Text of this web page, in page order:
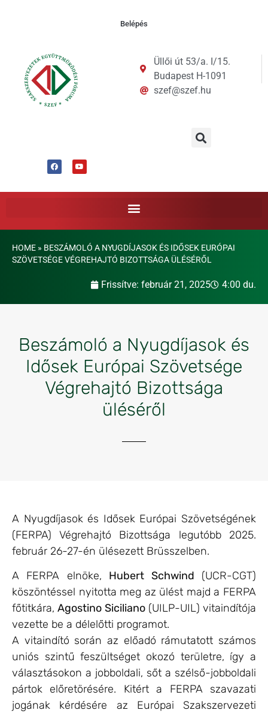
Belépés
Üllői út 53/a. I/15.
Budapest H-1091
szef@szef.hu
HOME » BESZÁMOLÓ A NYUGDÍJASOK ÉS IDŐSEK EURÓPAI
SZÖVETSÉGE VÉGREHAJTÓ BIZOTTSÁGA ÜLÉSÉRŐL
Frissítve: február 21, 2025 4:00 du.
Beszámoló a Nyugdíjasok és
Idősek Európai Szövetsége
Végrehajtó Bizottsága
üléséről
A Nyugdíjasok és Idősek Európai Szövetségének
(FERPA) Végrehajtó Bizottsága legutóbb 2025.
február 26-27-én ülésezett Brüsszelben.
A FERPA elnöke, Hubert Schwind (UCR-CGT)
köszöntéssel nyitotta meg az ülést majd a FERPA
főtitkára,Agostino Siciliano(UILP-UIL) vitaindítója
vezette be a délelőtti programot.
A vitaindító során az előadó rámutatott számos
uniós szintű feszültséget okozó területre, így a
választásokon a jobboldali, sőt a szélső-jobboldali
pártok előretörésére. Kitért a FERPA szavazati
jogának kérdésére az Európai Szakszervezeti